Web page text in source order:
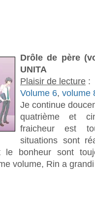
Drôle de père
UNITA
Plaisir de lecture :
Volume 6, volume
Je continue
quatrième et
fraicheur est
situations sont
le bonheur sont
volume, Rin a